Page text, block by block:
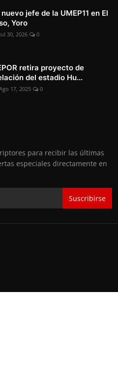
jefe de la UMEP11 en El
Yoro
Jul 30, 2026 0
retira proyecto de
del estadio Hu...
17, 2025 0
para recibir las últimas
especiales directamente en
Suscribirse